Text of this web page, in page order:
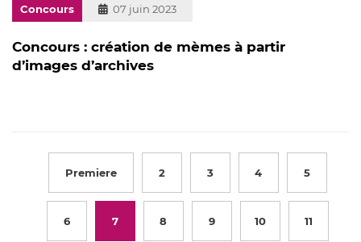
Concours
Publié
07 juin 2023
Concours : création de mèmes à partir
d’images d’archives
Premiere 2 3 4 5
6 7 8 9 10 11